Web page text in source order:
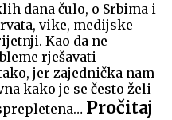
dana čulo, o Srbima i
vike, medijske
Kao da ne
rješavati
jer zajednička nam
kako je se često želi
Pročitaj